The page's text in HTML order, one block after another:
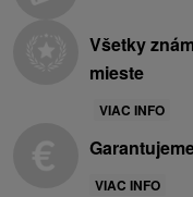
Všetky
mieste
VIAC INFO
VIAC INFO